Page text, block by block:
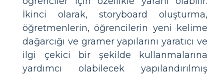
İkinci olarak, storyboard oluşturma,
öğretmenlerin, öğrencilerin yeni kelime
dağarcığı ve gramer yapılarını yaratıcı ve
ilgi çekici bir şekilde kullanmalarına
yardımcı olabilecek yapılandırılmış